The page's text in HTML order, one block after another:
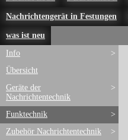
Nachrichtengerät in Festungen
was ist neu
>
Info
Übersicht
>
Geräte der
Nachrichtentechnik
>
Funktechnik
>
Zubehör Nachrichtentechnik